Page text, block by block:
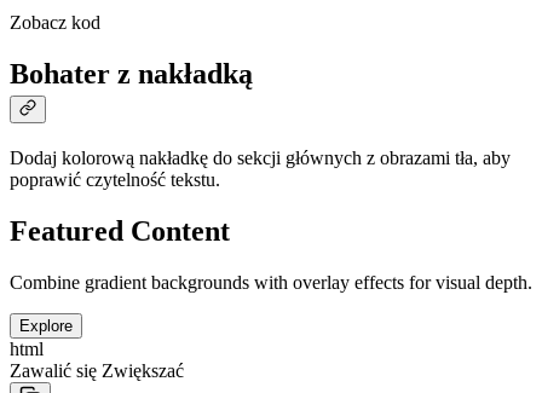
Zobacz kod
Bohater z nakładką
Dodaj kolorową nakładkę do sekcji głównych z obrazami tła, aby
poprawić czytelność tekstu.
Featured Content
Combine gradient backgrounds with overlay effects for visual depth.
Explore
html
Zawalić się Zwiększać